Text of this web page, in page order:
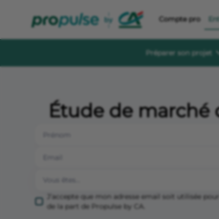
Compte pro
Préparer son projet
Des guides
sereinement
Étude de marché
J’accepte que mon adresse email soit utilisée
de la part de Propulse by CA.